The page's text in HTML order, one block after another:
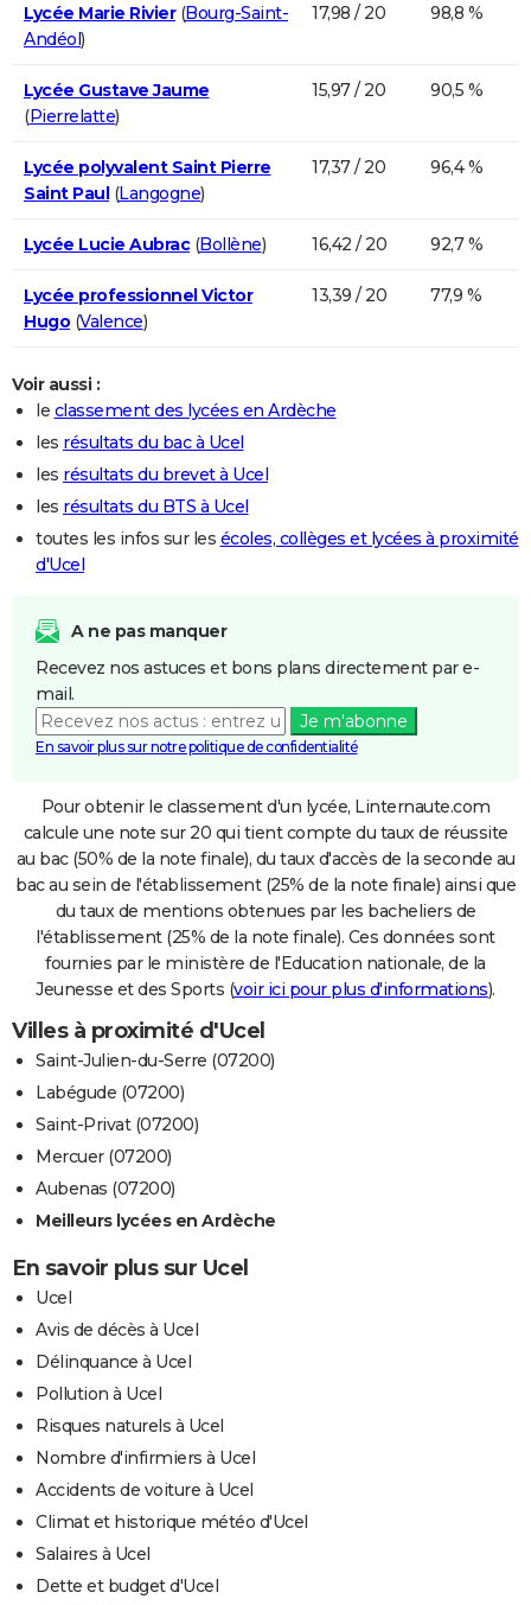
Lycée Marie Rivier(Bourg-Saint-
Andéol)
17,98 / 20 98,8 %
Lycée Gustave Jaume
(Pierrelatte)
15,97 / 20 90,5 %
Lycée polyvalent Saint Pierre
Saint Paul(Langogne)
17,37 / 20 96,4 %
Lycée Lucie Aubrac(Bollène) 16,42 / 20 92,7 %
Lycée professionnel Victor
Hugo (Valence)
13,39 / 20 77,9 %
Voir aussi :
le classement des lycées en Ardèche
les résultats du bac à Ucel
les résultats du brevet à Ucel
les résultats du BTS à Ucel
toutes les infos sur les écoles, collèges et lycées à proximité
d'Ucel
A ne pas manquer
Recevez nos astuces et bons plans directement par e-
mail.
Je m'abonne
En savoir plus sur notre politique de confidentialité
Pour obtenir le classement d'un lycée, Linternaute.com
calcule une note sur 20 qui tient compte du taux de réussite
au bac (50% de la note finale), du taux d'accès de la seconde au
bac au sein de l'établissement (25% de la note finale) ainsi que
du taux de mentions obtenues par les bacheliers de
l'établissement (25% de la note finale). Ces données sont
fournies par le ministère de l'Education nationale, de la
Jeunesse et des Sports (voir ici pour plus d'informations).
Villes à proximité d'Ucel
Saint-Julien-du-Serre (07200)
Labégude (07200)
Saint-Privat (07200)
Mercuer (07200)
Aubenas (07200)
Meilleurs lycées en Ardèche
En savoir plus sur Ucel
Ucel
Avis de décès à Ucel
Délinquance à Ucel
Pollution à Ucel
Risques naturels à Ucel
Nombre d'infirmiers à Ucel
Accidents de voiture à Ucel
Climat et historique météo d'Ucel
Salaires à Ucel
Dette et budget d'Ucel